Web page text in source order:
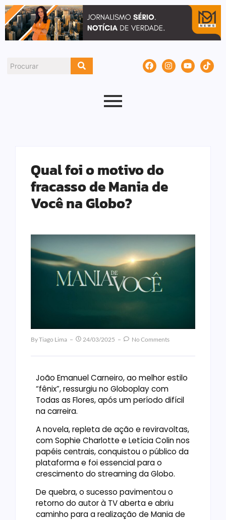
Qual foi o motivo do
fracasso de Mania de
Você na Globo?
ByTiago Lima 24/03/2025 No Comments
João Emanuel Carneiro, ao melhor estilo
“fênix”, ressurgiu no Globoplay com
Todas as Flores, após um período difícil
na carreira.
A novela, repleta de ação e reviravoltas,
com Sophie Charlotte e Letícia Colin nos
papéis centrais, conquistou o público da
plataforma e foi essencial para o
crescimento do streaming da Globo.
De quebra, o sucesso pavimentou o
retorno do autor à TV aberta e abriu
caminho para a realização de Mania de